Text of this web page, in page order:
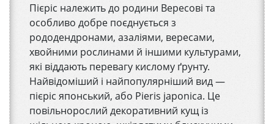
Пієріс належить до родини Вересові та
особливо добре поєднується з
рододендронами, азаліями, вересами,
хвойними рослинами й іншими культурами,
які віддають перевагу кислому ґрунту.
Найвідоміший і найпопулярніший вид —
пієріс японський, або Pieris japonica. Це
повільнорослий декоративний кущ із